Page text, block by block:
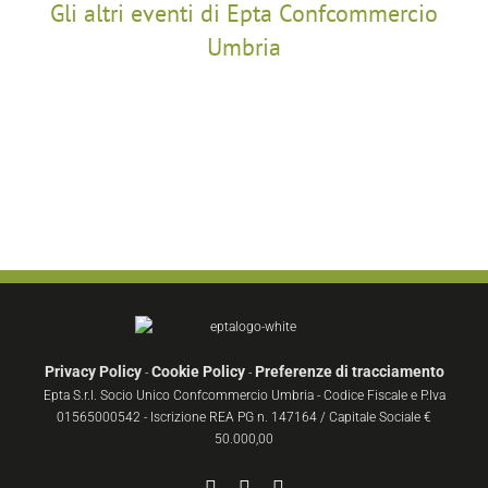
Gli altri eventi di Epta Confcommercio
Umbria
Privacy Policy- Cookie Policy- Preferenze di tracciamento
Epta S.r.l. Socio Unico Confcommercio Umbria - Codice Fiscale e P.Iva
01565000542 - Iscrizione REA PG n. 147164 / Capitale Sociale €
50.000,00